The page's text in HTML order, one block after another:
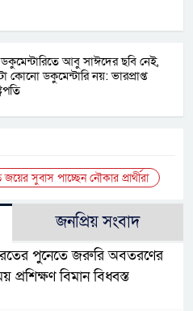
আবু সাঈদের ছবি নেই,
কোনো ডকুমেন্টারি নয়: ভারপ্রাপ্ত
সুবাস পাচ্ছেন নৌকার প্রার্থীরা
জনপ্রিয় সংবাদ
পুনেতে জরুরি অবতরণের
প্রশিক্ষণ বিমান বিধ্বস্ত